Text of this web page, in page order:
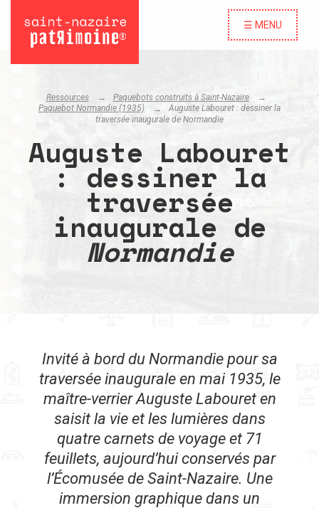
☰ MENU
Ressources
Paquebots construits à Saint-Nazaire
Paquebot Normandie (1935)
Auguste Labouret : dessiner la
traversée inaugurale de Normandie
Auguste Labouret
: dessiner la
traversée
inaugurale de
Normandie
Invité à bord du Normandie pour sa
traversée inaugurale en mai 1935, le
maître-verrier Auguste Labouret en
saisit la vie et les lumières dans
quatre carnets de voyage et 71
feuillets, aujourd’hui conservés par
l’Écomusée de Saint-Nazaire. Une
immersion graphique dans un